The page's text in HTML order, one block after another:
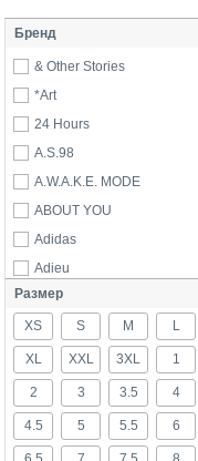
Бренд
& Other Stories
*Art
24 Hours
A.S.98
A.W.A.K.E. MODE
ABOUT YOU
Adidas
Adieu
AEROSOFT
AFS Schuhe
AGL
Ahluwalia
Aigle
Aigner
Размер
XS S M L
XL XXL 3XL 1
2 3 3.5 4
4.5 5 5.5 6